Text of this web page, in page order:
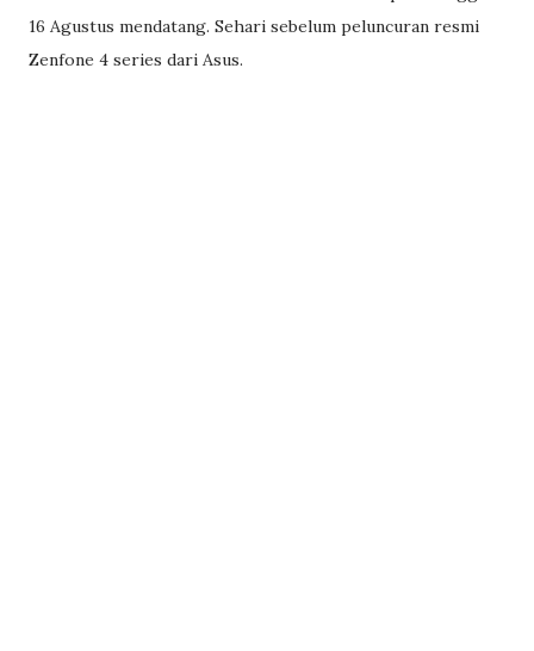
16 Agustus mendatang. Sehari sebelum peluncuran resmi
Zenfone 4 series dari Asus.